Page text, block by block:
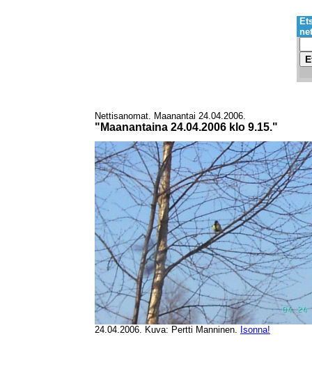
Nettisanomat. Maanantai 24.04.2006.
"Maanantaina 24.04.2006 klo 9.15."
24.04.2006. Kuva: Pertti Manninen. Isonna!